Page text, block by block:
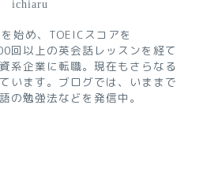
ichiaru
始め、TOEICスコアを
以上の英会話レッスンを経て
系企業に転職。現在もさらなる
います。ブログでは、いままで
の勉強法などを発信中。